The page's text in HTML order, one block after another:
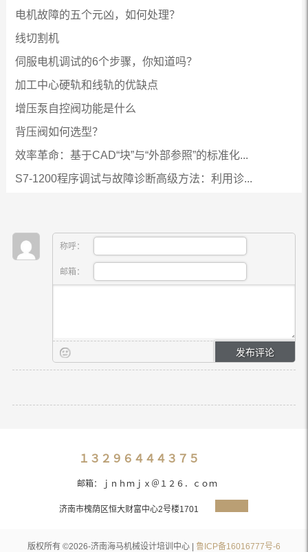
电机故障的五个元凶，如何处理？
线切割机
伺服电机调试的6个步骤，你知道吗？
加工中心硬轨和线轨的优缺点
增压泵自控阀功能是什么
背压阀如何选型？
效率革命：基于CAD“块”与“外部参照”的标准化...
S7-1200程序调试与故障诊断高级方法：利用诊...
称呼：
邮箱：
１３２９６４４４３７５
邮箱：ｊｎｈｍｊｘ＠１２６．ｃｏｍ
济南市槐荫区恒大财富中心2号楼1701
版权所有 ©2026-济南海马机械设计培训中心 | 鲁ICP备16016777号-6